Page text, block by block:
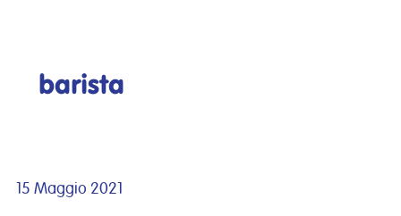
barista
15 Maggio 2021